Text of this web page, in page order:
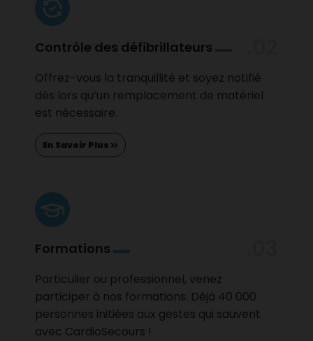
Contrôle des défibrillateurs
Offrez-vous la tranquillité et soyez notifié
dès lors qu’un remplacement de matériel
est nécessaire.
En Savoir Plus
Formations
Particulier ou professionnel, venez
participer à nos formations. Déjà 40 000
personnes initiées aux gestes qui sauvent
avec CardioSecours !